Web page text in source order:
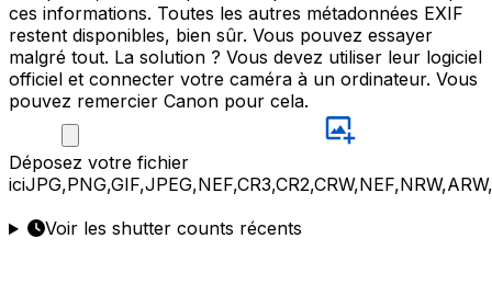
ces informations. Toutes les autres métadonnées EXIF
restent disponibles, bien sûr. Vous pouvez essayer
malgré tout. La solution ? Vous devez utiliser leur logiciel
officiel et connecter votre caméra à un ordinateur. Vous
pouvez remercier Canon pour cela.
Déposez votre fichier
ici
Voir les shutter counts récents